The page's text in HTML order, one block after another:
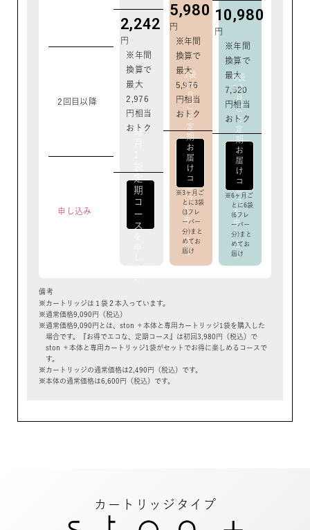
2回目以降
申し込み
2,242
円
※年間
換算で
最大
2,976
円相当
おトク
毎
期
コ
ー
ス
5,980
円
※年間
換算で
最大
5,976
円相当
おトク
3袋
3カ
月
ご
と
定
期
お
届
け
コ
ー
ス
を
申
し
込
む
3ヶ月ご
とに3袋
(3フレ
ーバー
分)まと
めてお
届け
10,980
円
※年間
換算で
最大
7,920
円相当
おトク
6袋
6カ
月
ご
と
定
期
お
届
け
コ
ー
ス
を
申
し
込
む
6ヶ月ご
とに6袋
(6フレ
ーバー
分)まと
めてお
届け
備考
カートリッジは１袋２本入っています。
通常価格9,090円（税込）
通常価格9,090円とは、ston ＋本体と専用カートリッジ1袋を購入した
場合です。『お得でエコな、定期コース』は初回3,980円（税込）で
ston ＋本体と専用カートリッジ1袋がセットでお得に楽しめるコースで
す。
カートリッジの通常価格は2,490円（税込）です。
本体の通常価格は6,600円（税込）です。
カートリッジタイプ